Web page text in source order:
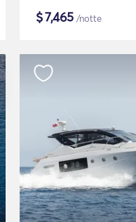
$7,465 /notte